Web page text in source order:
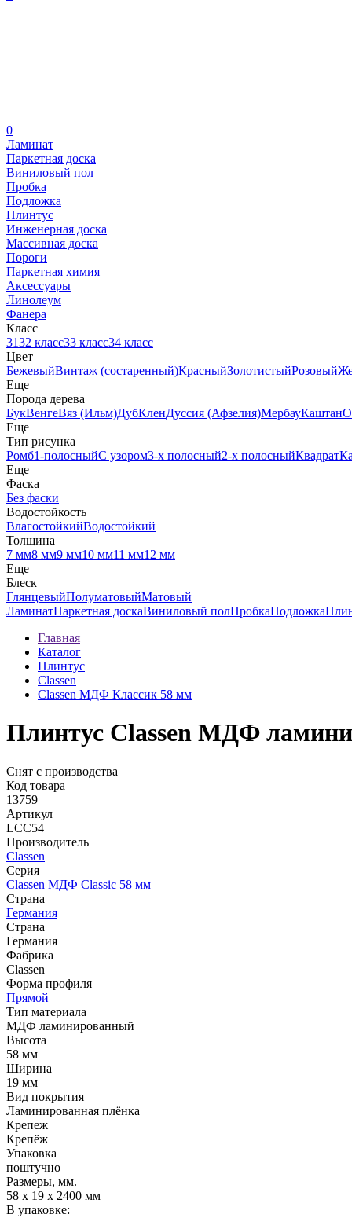
0
Ламинат
Паркетная доска
Виниловый пол
Пробка
Подложка
Плинтус
Инженерная доска
Массивная доска
Пороги
Паркетная химия
Аксессуары
Линолеум
Фанера
Класс
3132 класс33 класс34 класс
Цвет
БежевыйВинтаж (состаренный)КрасныйЗолотистыйРозовый
Еще
Порода дерева
БукВенгеВяз (Ильм)ДубКленДуссия (Афзелия)МербауКаштан
Еще
Тип рисунка
Ромб1-полосныйС узором3-х полосный2-х полосныйКвадрат
Еще
Фаска
Без фаски
Водостойкость
ВлагостойкийВодостойкий
Толщина
7 мм8 мм9 мм10 мм11 мм12 мм
Еще
Блеск
ГлянцевыйПолуматовыйМатовый
ЛаминатПаркетная доскаВиниловый полПробкаПодложка
Главная
Каталог
Плинтус
Classen
Classen МДФ Классик 58 мм
Плинтус Classen МДФ
Снят с производства
Код товара
13759
Артикул
LCC54
Производитель
Classen
Серия
Classen МДФ Classic 58 мм
Страна
Германия
Страна
Германия
Фабрика
Classen
Форма профиля
Прямой
Тип материала
МДФ ламинированный
Высота
58 мм
Ширина
19 мм
Вид покрытия
Ламинированная плёнка
Крепеж
Крепёж
Упаковка
поштучно
Размеры, мм.
58 x 19 x 2400 мм
В упаковке: